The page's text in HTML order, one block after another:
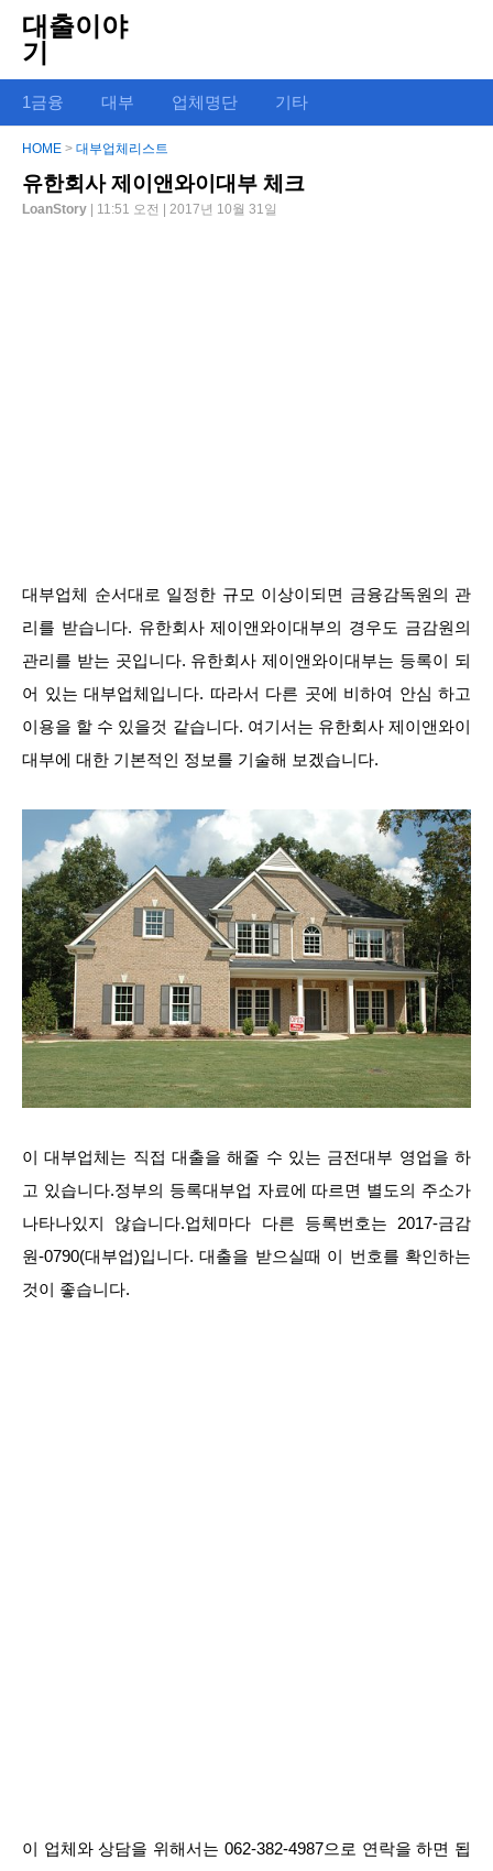
대출이야
기
1금융 대부 업체명단 기타
HOME > 대부업체리스트
유한회사 제이앤와이대부 체크
LoanStory | 11:51 오전 | 2017년 10월 31일
대부업체 순서대로 일정한 규모 이상이되면 금융감독원의 관
리를 받습니다. 유한회사 제이앤와이대부의 경우도 금감원의
관리를 받는 곳입니다. 유한회사 제이앤와이대부는 등록이 되
어 있는 대부업체입니다. 따라서 다른 곳에 비하여 안심 하고
이용을 할 수 있을것 같습니다. 여기서는 유한회사 제이앤와이
대부에 대한 기본적인 정보를 기술해 보겠습니다.
이 대부업체는 직접 대출을 해줄 수 있는 금전대부 영업을 하
고 있습니다.정부의 등록대부업 자료에 따르면 별도의 주소가
나타나있지 않습니다.업체마다 다른 등록번호는 2017-금감
원-0790(대부업)입니다. 대출을 받으실때 이 번호를 확인하는
것이 좋습니다.
이 업체와 상담을 위해서는 062-382-4987으로 연락을 하면 됩